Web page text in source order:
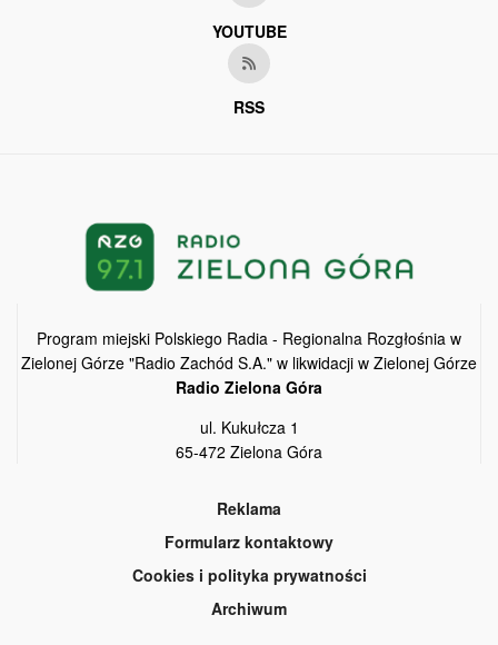
YOUTUBE
RSS
Program miejski Polskiego Radia - Regionalna Rozgłośnia w
Zielonej Górze "Radio Zachód S.A." w likwidacji w Zielonej Górze
Radio Zielona Góra
ul. Kukułcza 1
65-472 Zielona Góra
Reklama
Formularz kontaktowy
Cookies i polityka prywatności
Archiwum